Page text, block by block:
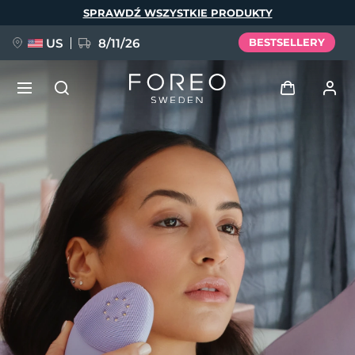
SPRAWDŹ WSZYSTKIE PRODUKTY
US 8/11/26 BESTSELLERY
Zaloguj
Profil użytkownika
Moje urządzenia
Moje zamówienia
Moje adresy
Moje subskrypcje
NOWOŚĆ
FAQ™ Pure Beauty-Tech Elixir
BREAKING NEWS
issa™ Teeth Whitening Set
Język
English Deutsch
Español
Français
Italiano
Português
Polski
Русский
Türkçe
简体中文 繁體中文